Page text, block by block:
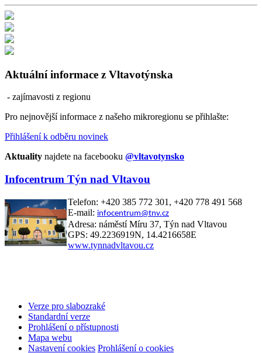
Aktuální informace z Vltavotýnska
- zajímavosti z regionu
Pro nejnovější informace z našeho mikroregionu se přihlašte:
Přihlášení k odběru novinek
Aktuality najdete na facebooku @vltavotynsko
Infocentrum Týn nad Vltavou
Telefon: +420 385 772 301, +420 778 491 568
E-mail: infocentrum@tnv.cz
Adresa: náměstí Míru 37, Týn nad Vltavou
GPS: 49.2236919N, 14.4216658E
www.tynnadvltavou.cz
Verze pro slabozraké
Standardní verze
Prohlášení o přístupnosti
Mapa webu
Nastavení cookies Prohlášení o cookies